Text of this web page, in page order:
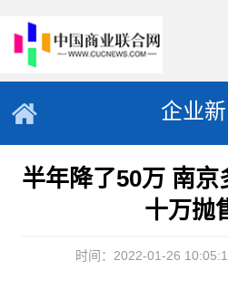
企业
半年降了50万 南
十万抛
时间：2022-01-26